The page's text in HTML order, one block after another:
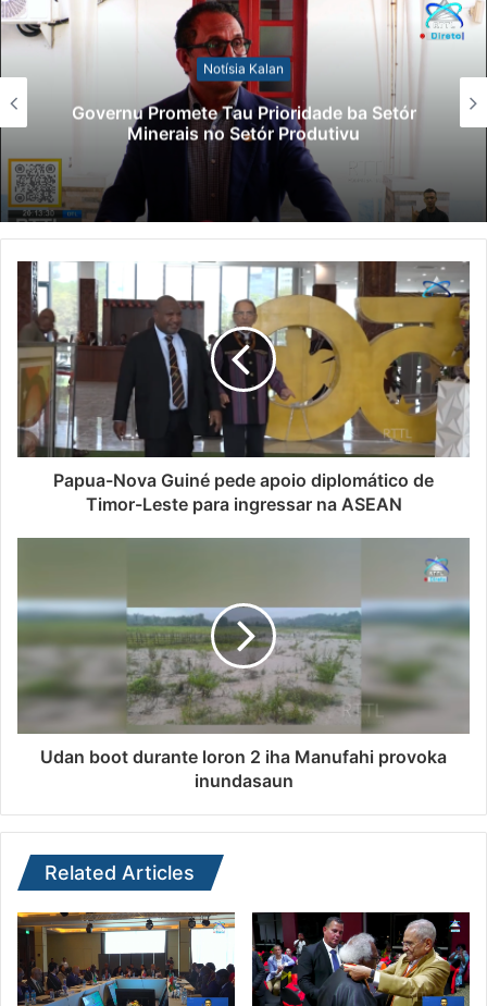
Notísia Kalan
Governu Promete Tau Prioridade ba Setór
Minerais no Setór Produtivu
Papua-Nova Guiné pede apoio diplomático de
Timor-Leste para ingressar na ASEAN
Udan boot durante loron 2 iha Manufahi provoka
inundasaun
Related Articles